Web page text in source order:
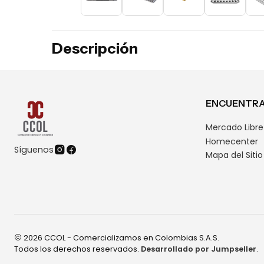
Descripción
Síguenos
Mercado Libre
Homecenter
Mapa del Sitio
2026 CCOL - Comercializamos en Colombias S.A.S.
Todos los derechos reservados. Desarrollado por Jumpseller.